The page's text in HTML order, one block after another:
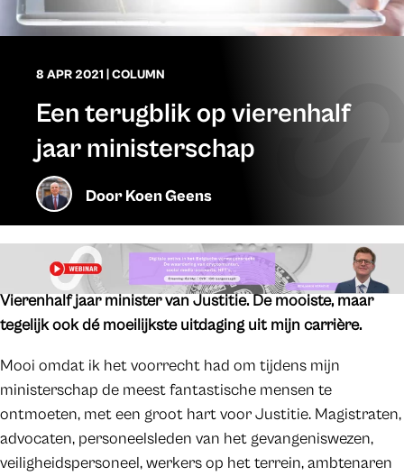
8 APR 2021 COLUMN
Een terugblik op vierenhalf
jaar ministerschap
DoorKoen Geens
Vierenhalf jaar minister van Justitie. De mooiste, maar
tegelijk ook dé moeilijkste uitdaging uit mijn carrière.
Mooi omdat ik het voorrecht had om tijdens mijn
ministerschap de meest fantastische mensen te
ontmoeten, met een groot hart voor Justitie. Magistraten,
advocaten, personeelsleden van het gevangeniswezen,
veiligheidspersoneel, werkers op het terrein, ambtenaren